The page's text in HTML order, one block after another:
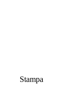
Stampa